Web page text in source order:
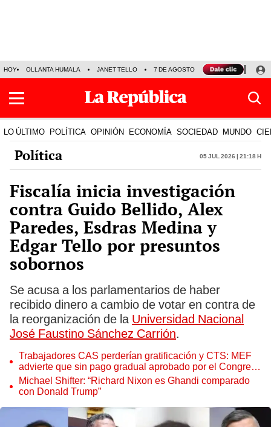
HOY OLLANTA HUMALA JANET TELLO 7 DE AGOSTO TINKA RESULTADOS
LO ÚLTIMO POLÍTICA OPINIÓN ECONOMÍA SOCIEDAD MUNDO
Política 05 Jul 2026 | 21:18 h
Fiscalía inicia investigación
contra Guido Bellido, Alex
Paredes, Esdras Medina y
Edgar Tello por presuntos
sobornos
Se acusa a los parlamentarios de haber
recibido dinero a cambio de votar en contra de
la reorganización de la Universidad Nacional
José Faustino Sánchez Carrión.
Trabajadores CAS perderían gratificación y CTS: MEF
advierte que sin pago gradual aprobado por el Congreso
no recibirían el beneficio
Michael Shifter: “Richard Nixon es Ghandi comparado
con Donald Trump”